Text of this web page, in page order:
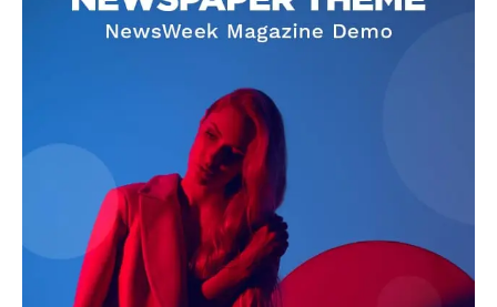
AIN NEWS 1
Contact Us
About Us
Privacy Policy
Terms of Use Agreement